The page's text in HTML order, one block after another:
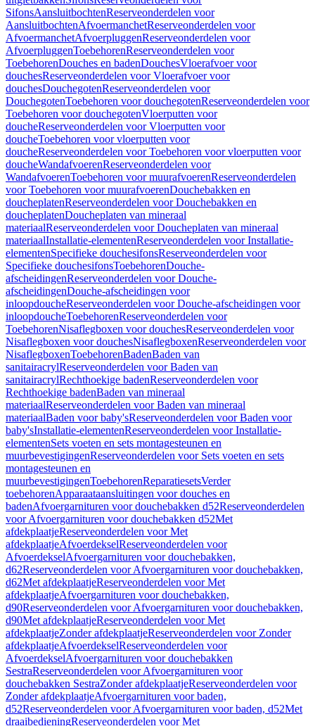
SifonsAansluitbochtenReserveonderdelen voor
AansluitbochtenAfvoermanchetReserveonderdelen voor
AfvoermanchetAfvoerpluggenReserveonderdelen voor
AfvoerpluggenToebehorenReserveonderdelen voor
ToebehorenDouches en badenDouchesVloerafvoer voor
douchesReserveonderdelen voor Vloerafvoer voor
douchesDouchegotenReserveonderdelen voor
DouchegotenToebehoren voor douchegotenReserveonderdelen voor
Toebehoren voor douchegotenVloerputten voor
doucheReserveonderdelen voor Vloerputten voor
doucheToebehoren voor vloerputten voor
doucheReserveonderdelen voor Toebehoren voor vloerputten voor
doucheWandafvoerenReserveonderdelen voor
WandafvoerenToebehoren voor muurafvoerenReserveonderdelen
voor Toebehoren voor muurafvoerenDouchebakken en
doucheplatenReserveonderdelen voor Douchebakken en
doucheplatenDoucheplaten van mineraal
materiaalReserveonderdelen voor Doucheplaten van mineraal
materiaalInstallatie-elementenReserveonderdelen voor Installatie-
elementenSpecifieke douchesifonsReserveonderdelen voor
Specifieke douchesifonsToebehorenDouche-
afscheidingenReserveonderdelen voor Douche-
afscheidingenDouche-afscheidingen voor
inloopdoucheReserveonderdelen voor Douche-afscheidingen voor
inloopdoucheToebehorenReserveonderdelen voor
ToebehorenNisaflegboxen voor douchesReserveonderdelen voor
Nisaflegboxen voor douchesNisaflegboxenReserveonderdelen voor
NisaflegboxenToebehorenBadenBaden van
sanitairacrylReserveonderdelen voor Baden van
sanitairacrylRechthoekige badenReserveonderdelen voor
Rechthoekige badenBaden van mineraal
materiaalReserveonderdelen voor Baden van mineraal
materiaalBaden voor baby'sReserveonderdelen voor Baden voor
baby'sInstallatie-elementenReserveonderdelen voor Installatie-
elementenSets voeten en sets montagesteunen en
muurbevestigingenReserveonderdelen voor Sets voeten en sets
montagesteunen en
muurbevestigingenToebehorenReparatiesetsVerder
toebehorenApparaataansluitingen voor douches en
badenAfvoergarnituren voor douchebakken d52Reserveonderdelen
voor Afvoergarnituren voor douchebakken d52Met
afdekplaatjeReserveonderdelen voor Met
afdekplaatjeAfvoerdekselReserveonderdelen voor
AfvoerdekselAfvoergarnituren voor douchebakken,
d62Reserveonderdelen voor Afvoergarnituren voor douchebakken,
d62Met afdekplaatjeReserveonderdelen voor Met
afdekplaatjeAfvoergarnituren voor douchebakken,
d90Reserveonderdelen voor Afvoergarnituren voor douchebakken,
d90Met afdekplaatjeReserveonderdelen voor Met
afdekplaatjeZonder afdekplaatjeReserveonderdelen voor Zonder
afdekplaatjeAfvoerdekselReserveonderdelen voor
AfvoerdekselAfvoergarnituren voor douchebakken
SestraReserveonderdelen voor Afvoergarnituren voor
douchebakken SestraZonder afdekplaatjeReserveonderdelen voor
Zonder afdekplaatjeAfvoergarnituren voor baden,
d52Reserveonderdelen voor Afvoergarnituren voor baden, d52Met
draaibedieningReserveonderdelen voor Met